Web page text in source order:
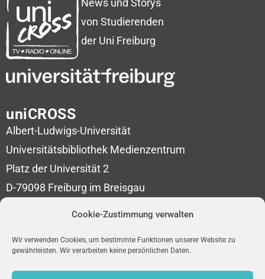
Cookie-Zustimmung verwalten
Wir verwenden Cookies, um bestimmte Funktionen unserer Website zu
gewährleisten. Wir verarbeiten keine persönlichen Daten.
News und Storys
von Studierenden
der Uni Freiburg
uniCROSS
Albert-Ludwigs-Universität
Universitätsbibliothek Medienzentrum
Platz der Universität 2
D-79098 Freiburg im Breisgau
NEWSLETTER